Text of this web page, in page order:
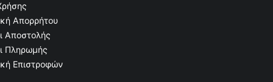
Απορρήτου
Αποστολής
Πληρωμής
Επιστροφών